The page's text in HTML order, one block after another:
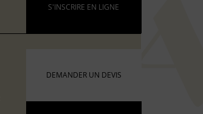
S'INSCRIRE EN LIGNE
DEMANDER UN DEVIS